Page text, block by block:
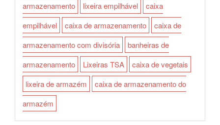
armazenamento
lixeira empilhável
caixa
empilhável
caixa de armazenamento
caixa de
armazenamento com divisória
banheiras de
armazenamento
Lixeiras TSA
caixa de vegetais
lixeira de armazém
caixa de armazenamento do
armazém